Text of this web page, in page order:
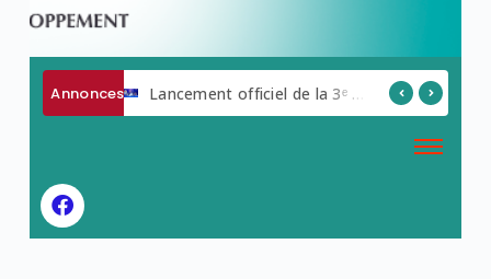
Annonces
AVIS A MANIFESTATION D ‘INTERET Lancement officiel de la 3ᵉ édition de la Semaine du Numérique.